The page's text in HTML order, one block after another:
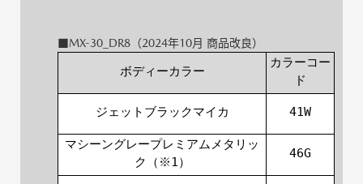
■MX-30_DR8（2024年10月 商品改良）
ボディーカラー
カラーコー
ド
ジェットブラックマイカ 41W
マシーングレープレミアムメタリッ
ク（※1）
46G